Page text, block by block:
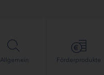
Allgemein Förder­produkte